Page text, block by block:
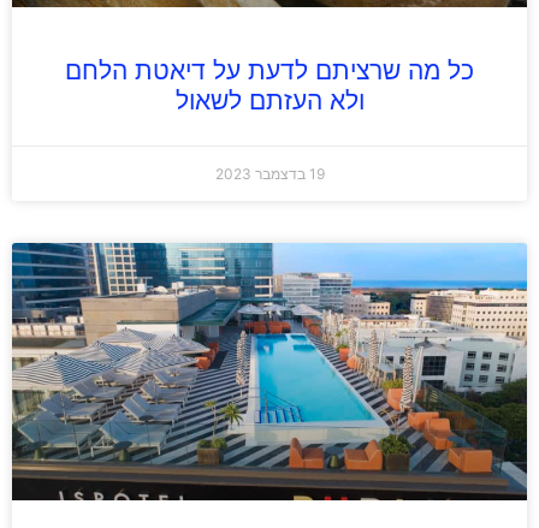
כל מה שרציתם לדעת על דיאטת הלחם
ולא העזתם לשאול
19 בדצמבר 2023